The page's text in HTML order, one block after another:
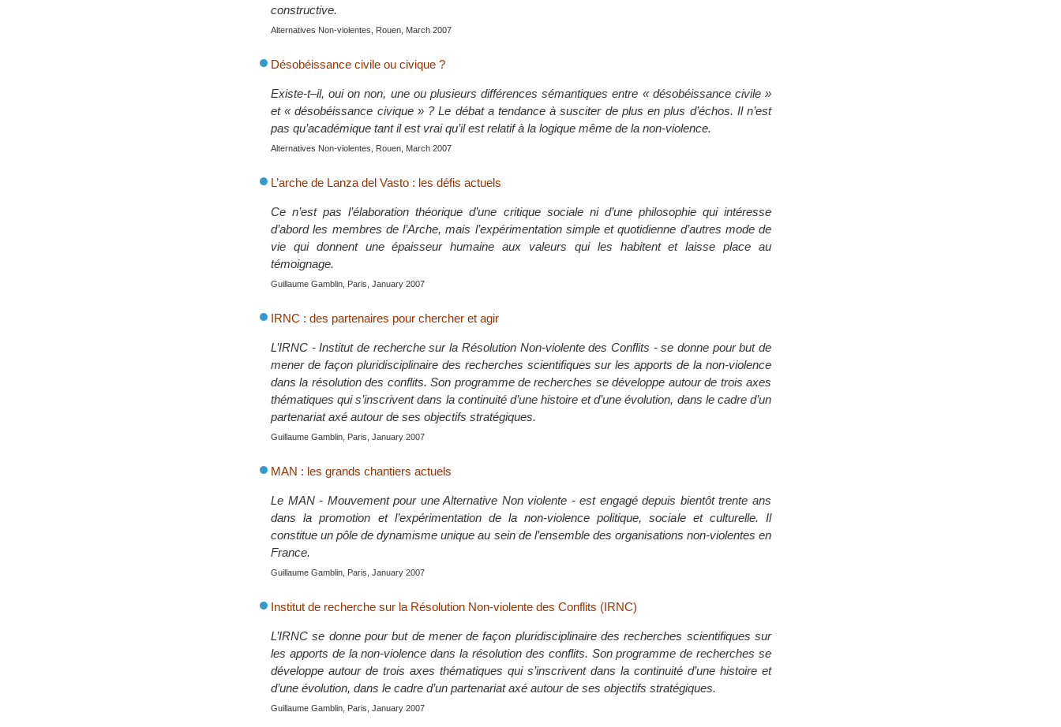
constructive.
Alternatives Non-violentes, Rouen, March 2007
Désobéissance civile ou civique ?
Existe-t–il, oui on non, une ou plusieurs différences sémantiques entre « désobéissance civile »
et « désobéissance civique » ? Le débat a tendance à susciter de plus en plus d’échos. Il n’est
pas qu’académique tant il est vrai qu’il est relatif à la logique même de la non-violence.
Alternatives Non-violentes, Rouen, March 2007
L’arche de Lanza del Vasto : les défis actuels
Ce n’est pas l’élaboration théorique d’une critique sociale ni d’une philosophie qui intéresse
d’abord les membres de l’Arche, mais l’expérimentation simple et quotidienne d’autres mode de
vie qui donnent une épaisseur humaine aux valeurs qui les habitent et laisse place au
témoignage.
Guillaume Gamblin, Paris, January 2007
IRNC : des partenaires pour chercher et agir
L’IRNC - Institut de recherche sur la Résolution Non-violente des Conflits - se donne pour but de
mener de façon pluridisciplinaire des recherches scientifiques sur les apports de la non-violence
dans la résolution des conflits. Son programme de recherches se développe autour de trois axes
thématiques qui s’inscrivent dans la continuité d’une histoire et d’une évolution, dans le cadre d’un
partenariat axé autour de ses objectifs stratégiques.
Guillaume Gamblin, Paris, January 2007
MAN : les grands chantiers actuels
Le MAN - Mouvement pour une Alternative Non violente - est engagé depuis bientôt trente ans
dans la promotion et l’expérimentation de la non-violence politique, sociale et culturelle. Il
constitue un pôle de dynamisme unique au sein de l’ensemble des organisations non-violentes en
France.
Guillaume Gamblin, Paris, January 2007
Institut de recherche sur la Résolution Non-violente des Conflits (IRNC)
L’IRNC se donne pour but de mener de façon pluridisciplinaire des recherches scientifiques sur
les apports de la non-violence dans la résolution des conflits. Son programme de recherches se
développe autour de trois axes thématiques qui s’inscrivent dans la continuité d’une histoire et
d’une évolution, dans le cadre d’un partenariat axé autour de ses objectifs stratégiques.
Guillaume Gamblin, Paris, January 2007